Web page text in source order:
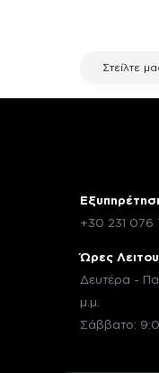
Στείλτε
+30 231 076
Ώρες
Δευτέρα -
μ.μ.
Σάββατο: